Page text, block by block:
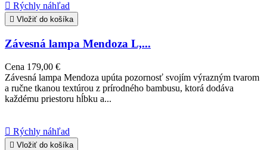
 Rýchly náhľad
 Vložiť do košíka
Závesná lampa Mendoza L,...
Cena 179,00 €
Závesná lampa Mendoza upúta pozornosť svojím výrazným tvarom
a ručne tkanou textúrou z prírodného bambusu, ktorá dodáva
každému priestoru hĺbku a...
 Rýchly náhľad
 Vložiť do košíka